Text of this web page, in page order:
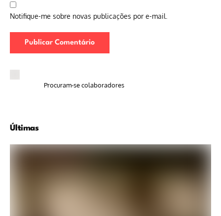
Notifique-me sobre novas publicações por e-mail.
Procuram-se colaboradores
Últimas